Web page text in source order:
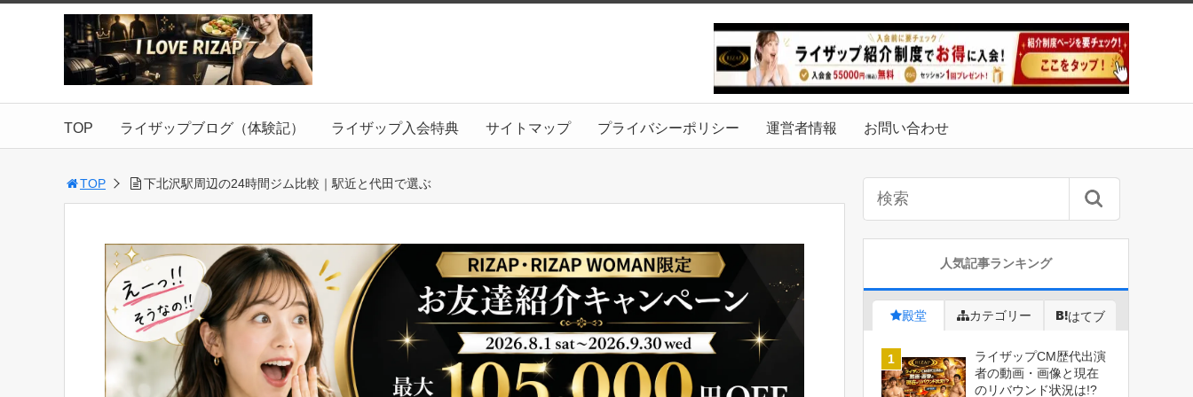
TOP ライザップブログ（体験記） ライザップ入会特典 サイトマップ プライバシーポリシー 運営者情報 お問い合わせ
TOP 下北沢駅周辺の24時間ジム比較｜駅近と代田で選ぶ
人気記事ランキング
殿堂 カテゴリー はてブ
ライザップCM歴代出演
者の動画・画像と現在
のリバウンド状況は!?